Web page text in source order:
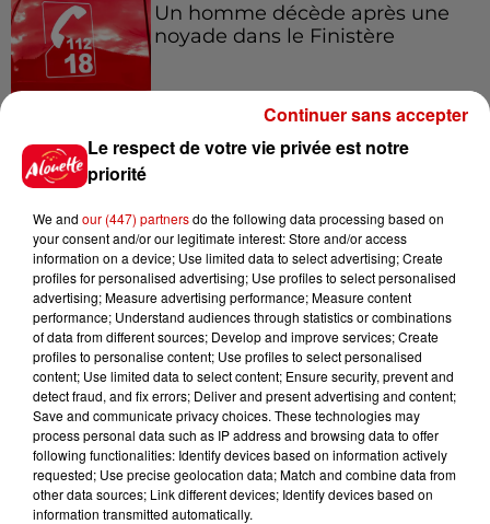
Un homme décède après une
noyade dans le Finistère
Vendre un chiot en animalerie
14h03
Invasion de physalies sur des
plages du Sud-Ouest
11h51
À LA UNE : affaire Manon
Relandeau, musée cambriolé et
Amel Bent en...
Le respect de votre vie privée est notre
priorité
We and our (447) partnersdo the following data processing based on
your consent and/or our legitimate interest: Store and/or access
information on a device; Use limited data to select advertising; Create
profiles for personalised advertising; Use profiles to select personalised
advertising; Measure advertising performance; Measure content
performance; Understand audiences through statistics or combinations
of data from different sources; Develop and improve services; Create
profiles to personalise content; Use profiles to select personalised
content; Use limited data to select content; Ensure security, prevent and
detect fraud, and fix errors; Deliver and present advertising and content;
Save and communicate privacy choices. These technologies may
process personal data such as IP address and browsing data to offer
following functionalities: Identify devices based on information actively
requested; Use precise geolocation data; Match and combine data from
other data sources; Link different devices; Identify devices based on
information transmitted automatically.
Continuer sans accepter